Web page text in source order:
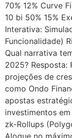
70% 12% Curve
10 bi 50% 15%
Interativa:
Funcionalidade)
Qual narrativa
2025? Resposta:
projeções de
como Ondo
apostas
investimentos
zk-Rollups